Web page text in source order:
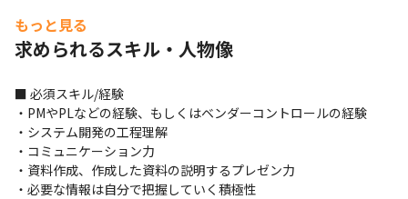
・省庁や大手企業と共同してシステムリリースを行っており、規
模の大きな仕事に携わることができます
もっと見る
求められるスキル・人物像
■ 必須スキル/経験
・PMやPLなどの経験、もしくはベンダーコントロールの経験
・システム開発の工程理解
・コミュニケーション力
・資料作成、作成した資料の説明するプレゼン力
・必要な情報は自分で把握していく積極性